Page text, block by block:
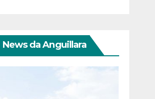
News da Anguillara